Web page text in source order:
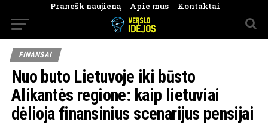
Pranešk naujieną Apie mus Kontaktai
FINANSAI
Nuo buto Lietuvoje iki būsto
Alikantės regione: kaip lietuviai
dėlioja finansinius scenarijus pensijai